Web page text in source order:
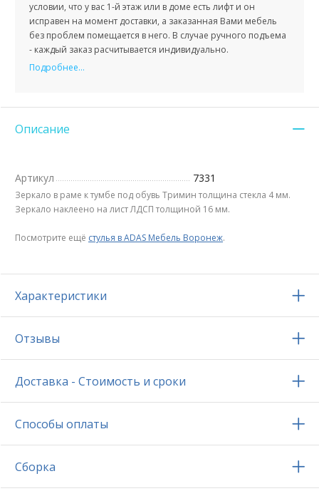
условии, что у вас 1-й этаж или в доме есть лифт и он
исправен на момент доставки, а заказанная Вами мебель
без проблем помещается в него. В случае ручного подъема
- каждый заказ расчитывается индивидуально.
Подробнее...
Описание
Артикул 7331
Зеркало в раме к тумбе под обувь Тримин толщина стекла 4 мм.
Зеркало наклеено на лист ЛДСП толщиной 16 мм.
Посмотрите ещё стулья в ADAS Мебель Воронеж.
Характеристики
Отзывы
Доставка - Стоимость и сроки
Способы оплаты
Сборка